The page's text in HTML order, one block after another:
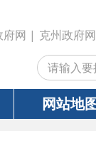
| 网站无障碍| 登录